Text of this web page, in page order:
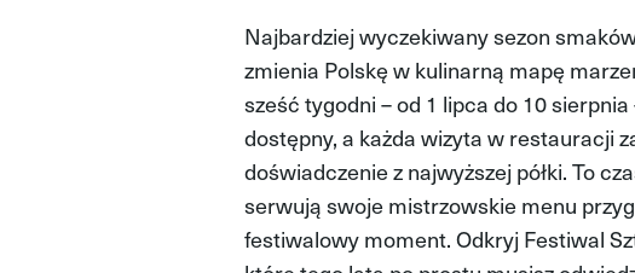
Najbardziej wyczekiwany sezon
zmienia Polskę w kulinarną mapę
sześć tygodni – od 1 lipca do 10
dostępny, a każda wizyta w restauracji
doświadczenie z najwyższej półki. To
serwują swoje mistrzowskie menu
festiwalowy moment. Odkryj Festiwal